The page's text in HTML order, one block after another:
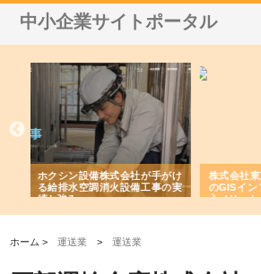
中小企業サイトポータル
エム・シー
システム導
株式会社アクアスペースが水中
から陸上まで一貫施工できる理
由
ホーム >運送業 >運送業